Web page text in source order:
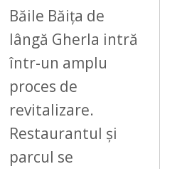
Băile Băița de
lângă Gherla intră
într-un amplu
proces de
revitalizare.
Restaurantul și
parcul se